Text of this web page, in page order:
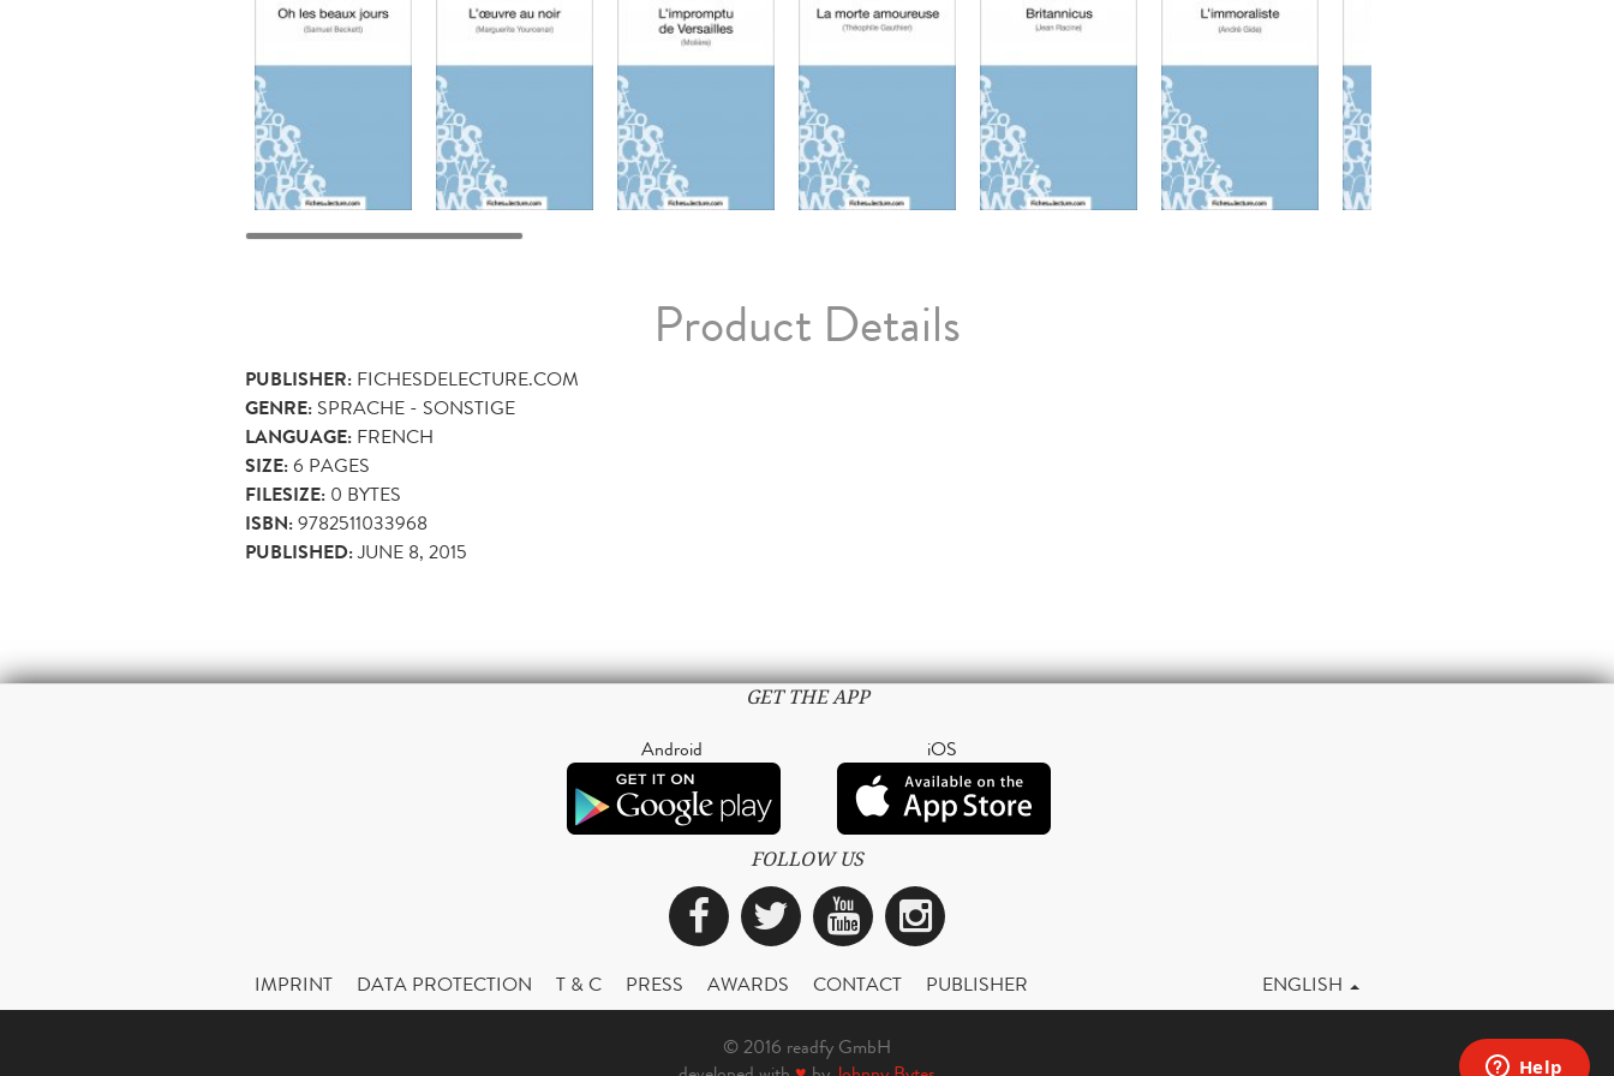
Product Details
PUBLISHER: FICHESDELECTURE.COM
GENRE: SPRACHE - SONSTIGE
LANGUAGE: FRENCH
SIZE:6 PAGES
FILESIZE: 0 BYTES
ISBN:9782511033968
PUBLISHED:JUNE 8, 2015
GET THE APP
Android iOS
FOLLOW US
Facebook
TwitterYouTubeInstagram
IMPRINT DATA PROTECTION T & C PRESS AWARDS CONTACT PUBLISHER ENGLISH
© 2016 readfy GmbH